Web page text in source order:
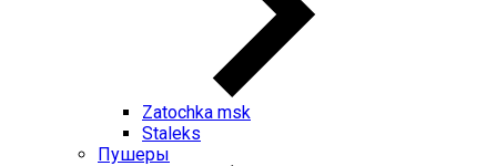
Zatochka msk
Staleks
Пушеры